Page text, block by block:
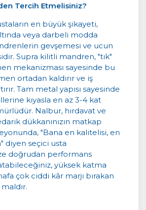
Tercih Etmelisiniz?
en büyük şikayeti,
veya darbeli modda
gevşemesi ve ucun
Supra kilitli mandren, "tık"
mekanizması sayesinde bu
ortadan kaldırır ve iş
Tam metal yapısı sayesinde
kıyasla en az 3-4 kat
Nalbur, hırdavat ve
dükkanınızın matkap
"Bana en kalitelisi, en
diyen seçici usta
doğrudan performans
yüksek katma
çok ciddi kâr marjı bırakan